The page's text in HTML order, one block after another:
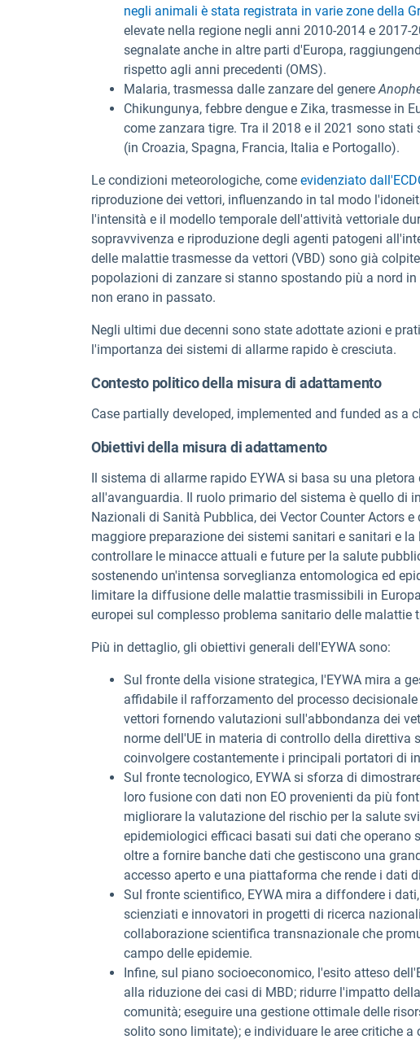
negli animali è stata registrata in varie zone della
elevate nella regione negli anni 2010-2014 e
segnalate anche in altre parti d'Europa,
rispetto agli anni precedenti (OMS).
Malaria, trasmessa dalle zanzare del genere
Chikungunya, febbre dengue e Zika, trasmesse in
come zanzara tigre. Tra il 2018 e il 2021 sono
(in Croazia, Spagna, Francia, Italia e Portogallo).
Le condizioni meteorologiche, come evidenziato
riproduzione dei vettori, influenzando in tal modo
l'intensità e il modello temporale dell'attività vettoriale
sopravvivenza e riproduzione degli agenti patogeni
delle malattie trasmesse da vettori (VBD) sono già
popolazioni di zanzare si stanno spostando più a nord
non erano in passato.
Negli ultimi due decenni sono state adottate azioni e
l'importanza dei sistemi di allarme rapido è cresciuta.
Contesto politico della misura di adattamento
Case partially developed, implemented and funded as a
Obiettivi della misura di adattamento
Il sistema di allarme rapido EYWA si basa su una
all'avanguardia. Il ruolo primario del sistema è quello di
Nazionali di Sanità Pubblica, dei Vector Counter Actors
maggiore preparazione dei sistemi sanitari e sanitari e
controllare le minacce attuali e future per la salute
sostenendo un'intensa sorveglianza entomologica ed
limitare la diffusione delle malattie trasmissibili in
europei sul complesso problema sanitario delle malattie
Più in dettaglio, gli obiettivi generali dell'EYWA sono:
Sul fronte della visione strategica, l'EYWA mira a
affidabile il rafforzamento del processo
vettori fornendo valutazioni sull'abbondanza dei
norme dell'UE in materia di controllo della direttiva
coinvolgere costantemente i principali portatori di
Sul fronte tecnologico, EYWA si sforza di
loro fusione con dati non EO provenienti da più
migliorare la valutazione del rischio per la salute
epidemiologici efficaci basati sui dati che operano
oltre a fornire banche dati che gestiscono una
accesso aperto e una piattaforma che rende i dati
Sul fronte scientifico, EYWA mira a diffondere i
scienziati e innovatori in progetti di ricerca
collaborazione scientifica transnazionale che
campo delle epidemie.
Infine, sul piano socioeconomico, l'esito atteso
alla riduzione dei casi di MBD; ridurre l'impatto
comunità; eseguire una gestione ottimale delle
solito sono limitate); e individuare le aree critiche